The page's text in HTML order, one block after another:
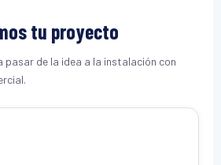
tu proyecto
pasar de la idea a la instalación con